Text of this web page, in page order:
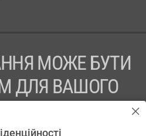
МОЖЕ БУТИ
ДЛЯ ВАШОГО